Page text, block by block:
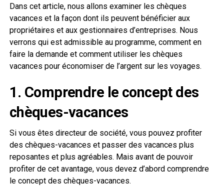
Dans cet article, nous allons examiner les chèques
vacances et la façon dont ils peuvent bénéficier aux
propriétaires et aux gestionnaires d’entreprises. Nous
verrons qui est admissible au programme, comment en
faire la demande et comment utiliser les chèques
vacances pour économiser de l’argent sur les voyages.
1. Comprendre le concept des
chèques-vacances
Si vous êtes directeur de société, vous pouvez profiter
des chèques-vacances et passer des vacances plus
reposantes et plus agréables. Mais avant de pouvoir
profiter de cet avantage, vous devez d’abord comprendre
le concept des chèques-vacances.